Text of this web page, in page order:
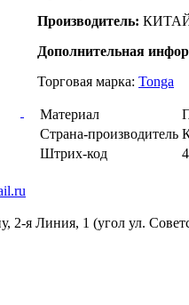
Производитель:
Дополнительная
Торговая марка: Tonga
Материал
Страна-производитель
Штрих-код
, 2-я Линия, 1 (угол ул.